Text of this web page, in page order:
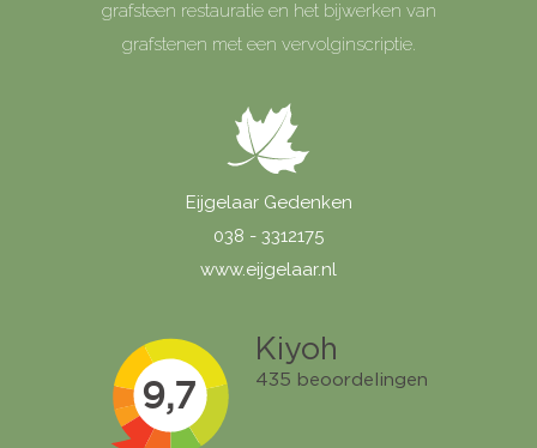
grafsteen restauratie en het bijwerken van
grafstenen met een vervolginscriptie.
Eijgelaar Gedenken
038 - 3312175
www.eijgelaar.nl